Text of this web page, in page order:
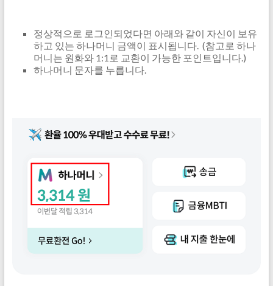
정상적으로 로그인되었다면 아래와 같이 자신이 보유
하고 있는 하나머니 금액이 표시됩니다. (참고로 하나
머니는 원화와 1:1로 교환이 가능한 포인트입니다.)
하나머니 문자를 누릅니다.